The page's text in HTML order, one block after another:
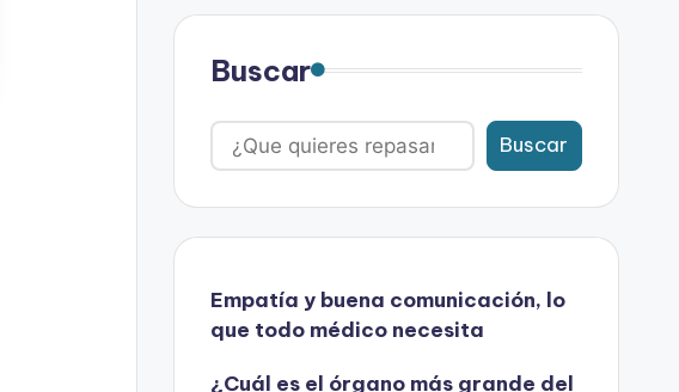
Buscar
Buscar
Empatía y buena comunicación, lo
que todo médico necesita
¿Cuál es el órgano más grande del